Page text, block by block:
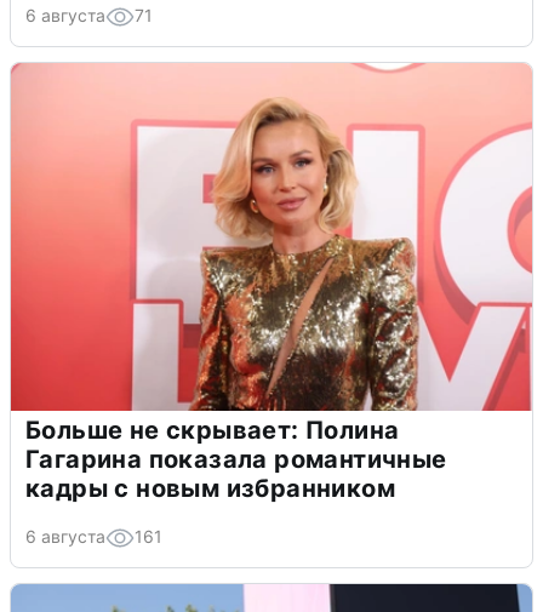
6 августа 71
Больше не скрывает: Полина
Гагарина показала романтичные
кадры с новым избранником
6 августа 161